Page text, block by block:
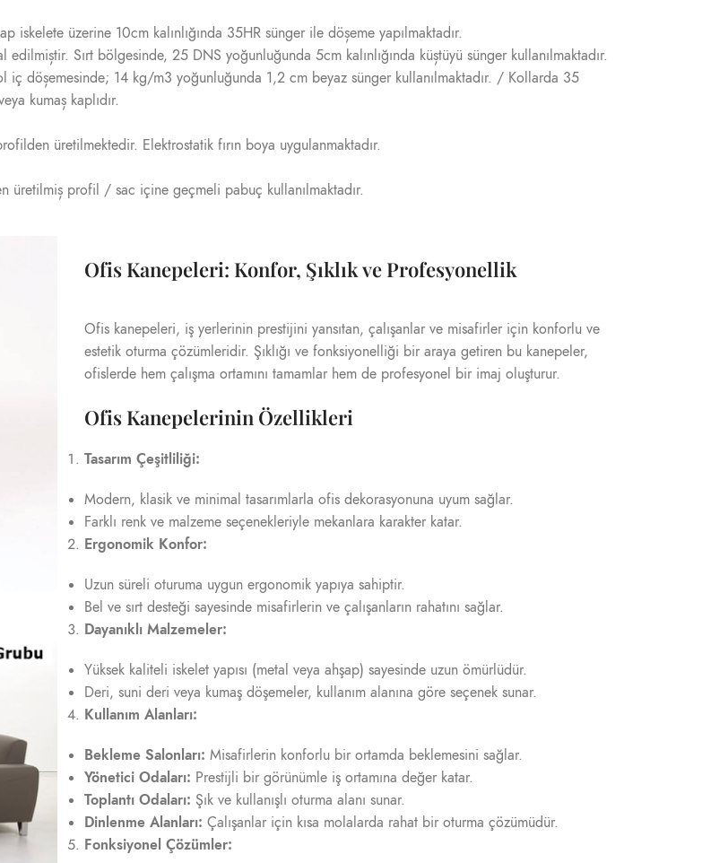
iskelete üzerine 10cm kalınlığında 35HR sünger ile döșeme yapılmaktadır.
edilmiștir. Sırt bölgesinde, 25 DNS yoğunluğunda 5cm kalınlığında küștüyü sünger kullanılmaktadır.
iç döșemesinde; 14 kg/m3 yoğunluğunda 1,2 cm beyaz sünger kullanılmaktadır. / Kollarda 35
kumaș kaplıdır.
üretilmektedir. Elektrostatik fırın boya uygulanmaktadır.
üretilmiș profil / sac içine geçmeli pabuç kullanılmaktadır.
Ofis Kanepeleri: Konfor, Şıklık ve Profesyonellik
Ofis kanepeleri, iş yerlerinin prestijini yansıtan, çalışanlar ve misafirler için konforlu ve
estetik oturma çözümleridir. Şıklığı ve fonksiyonelliği bir araya getiren bu kanepeler,
ofislerde hem çalışma ortamını tamamlar hem de profesyonel bir imaj oluşturur.
Ofis Kanepelerinin Özellikleri
Tasarım Çeşitliliği:
Modern, klasik ve minimal tasarımlarla ofis dekorasyonuna uyum sağlar.
Farklı renk ve malzeme seçenekleriyle mekanlara karakter katar.
Ergonomik Konfor:
Uzun süreli oturuma uygun ergonomik yapıya sahiptir.
Bel ve sırt desteği sayesinde misafirlerin ve çalışanların rahatını sağlar.
Dayanıklı Malzemeler:
Yüksek kaliteli iskelet yapısı (metal veya ahşap) sayesinde uzun ömürlüdür.
Deri, suni deri veya kumaş döşemeler, kullanım alanına göre seçenek sunar.
Kullanım Alanları:
Bekleme Salonları: Misafirlerin konforlu bir ortamda beklemesini sağlar.
Yönetici Odaları: Prestijli bir görünümle iş ortamına değer katar.
Toplantı Odaları: Şık ve kullanışlı oturma alanı sunar.
Dinlenme Alanları: Çalışanlar için kısa molalarda rahat bir oturma çözümüdür.
Fonksiyonel Çözümler: